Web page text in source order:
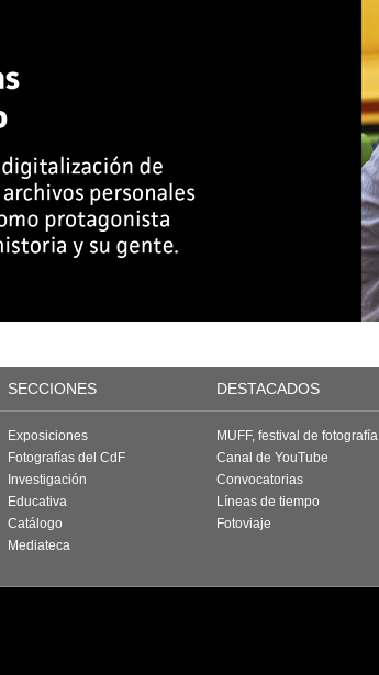
SECCIONES DESTACADOS
Exposiciones
Fotografías del CdF
Investigación
Educativa
Catálogo
Mediateca
MUFF, festival de fotografía
Canal de YouTube
Convocatorias
Líneas de tiempo
Fotoviaje